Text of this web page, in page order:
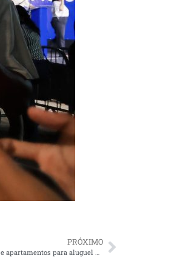
PRÓXIMO
Programa Tô em Casa: proprietários de imóveis podem ofertar casas e apartamentos para aluguel por meio do Conecta Recife